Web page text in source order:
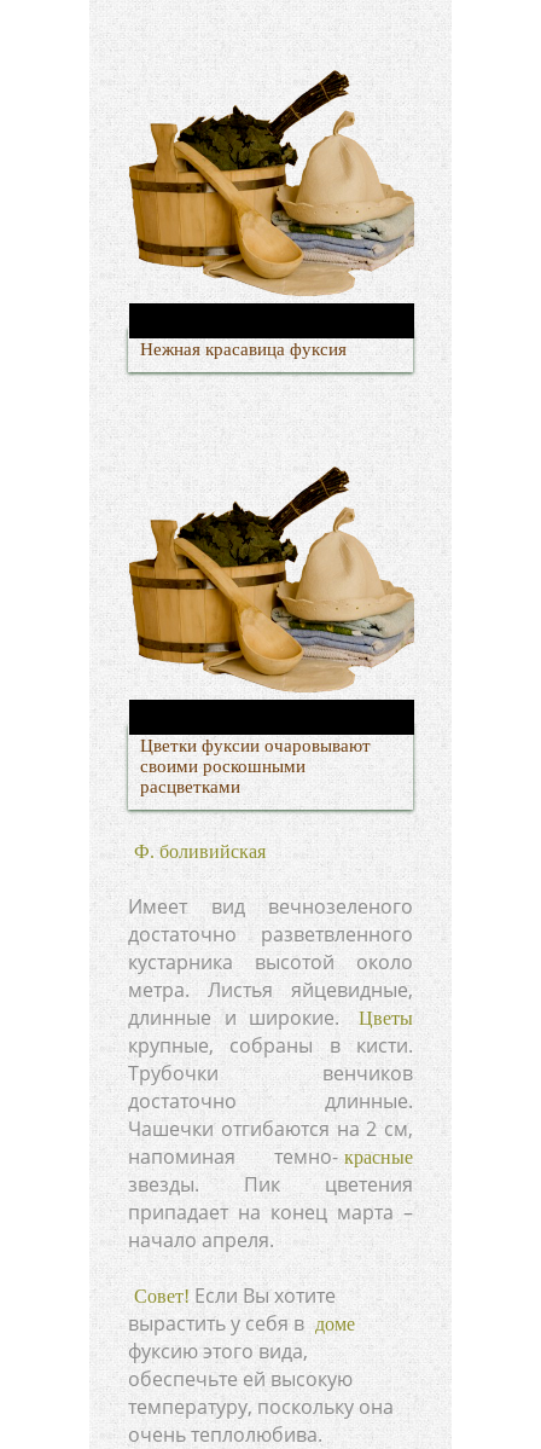
Нежная красавица фуксия
Цветки фуксии очаровывают
своими роскошными
расцветками
Ф. боливийская
Имеет вид вечнозеленого
достаточно разветвленного
кустарника высотой около
метра. Листья яйцевидные,
длинные и широкие.
Цветы
крупные, собраны в кисти.
Трубочки венчиков
достаточно длинные.
Чашечки отгибаются на 2 см,
напоминая темно- красные
звезды. Пик цветения
припадает на конец марта –
начало апреля.
Совет! Если Вы хотите
вырастить у себя в доме
фуксию этого вида,
обеспечьте ей высокую
температуру, поскольку она
очень теплолюбива.